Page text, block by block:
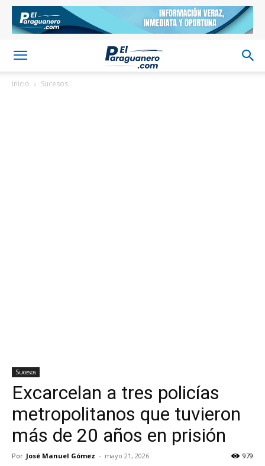
Inicio Sucesos
Sucesos
Excarcelan a tres policías
metropolitanos que tuvieron
más de 20 años en prisión
Por José Manuel Gómez - mayo 21, 2026 979